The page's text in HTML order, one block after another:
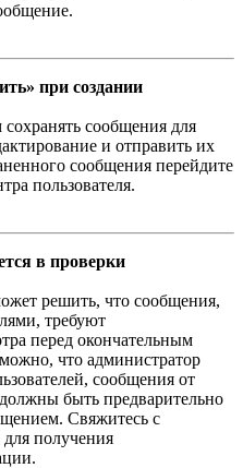
при создании
сообщения для
и отправить их
сообщения перейдите
пользователя.
в проверки
решить, что сообщения,
требуют
перед окончательным
что администратор
сообщения от
быть предварительно
Свяжитесь с
получения